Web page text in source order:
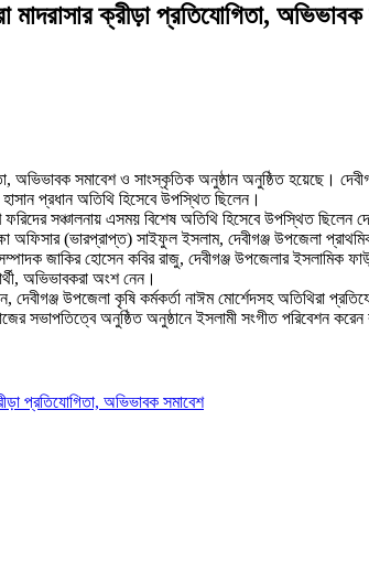
মাদরাসার ক্রীড়া প্রতিযোগিতা,
অভিভাবক সমাবেশ ও সাংস্কৃতিক অনুষ্ঠান অনুষ্ঠিত হয়েছে।
হাসান প্রধান অতিথি হিসেবে উপস্থিত ছিলেন।
ফরিদের সঞ্চালনায় এসময় বিশেষ অতিথি হিসেবে উপস্থিত
অফিসার (ভারপ্রাপ্ত) সাইফুল ইসলাম, দেবীগঞ্জ উপজেলা
সম্পাদক জাকির হোসেন কবির রাজু, দেবীগঞ্জ উপজেলার ইসলামিক
অভিভাবকরা অংশ নেন।
দেবীগঞ্জ উপজেলা কৃষি কর্মকর্তা নাঈম মোর্শেদসহ অতিথিরা
সভাপতিত্বে অনুষ্ঠিত অনুষ্ঠানে ইসলামী সংগীত পরিবেশন